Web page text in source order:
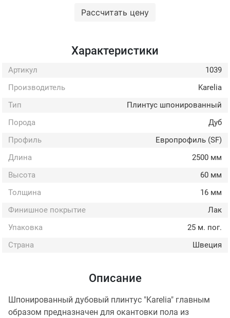
Рассчитать цену
Характеристики
Артикул
1039
Производитель
Karelia
Тип
Плинтус шпонированный
Порода
Дуб
Профиль
Европрофиль (SF)
Длина
2500 мм
Высота
60 мм
Толщина
16 мм
Финишное покрытие
Лак
Упаковка
25 м. пог.
Страна
Швеция
Описание
Шпонированный дубовый плинтус "Karelia" главным
образом предназначен для окантовки пола из